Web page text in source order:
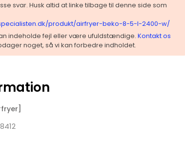
svar. Husk altid at linke tilbage til denne side som
produkt/airfryer-beko-8-5-l-2400-w/
indeholde fejl eller være ufuldstændige. Kontakt os
noget, så vi kan forbedre indholdet.